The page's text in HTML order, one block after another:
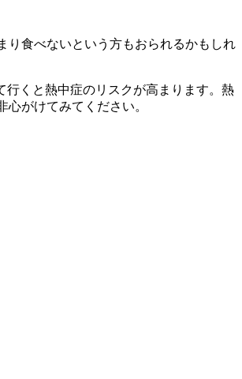
り食べないという方もおられるかもしれ
行くと熱中症のリスクが高まります。熱
がけてみてください。